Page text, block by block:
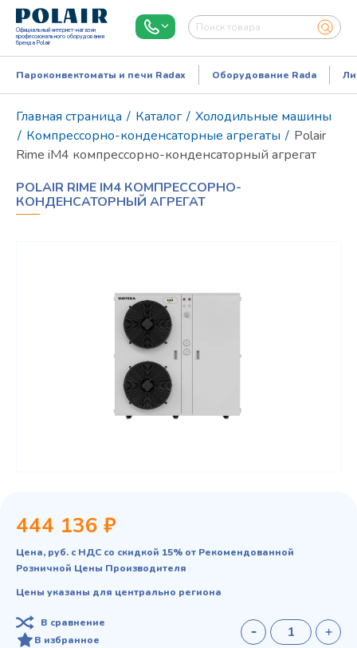
Официальный интернет-магазин
профессионального оборудования
бренда Polair
Пароконвектоматы и печи Radax Оборудование Rada
Главная страница / Каталог / Холодильные машины
/ Компрессорно-конденсаторные агрегаты / Polair
Rime iM4 компрессорно-конденсаторный агрегат
POLAIR RIME IM4 КОМПРЕССОРНО-
КОНДЕНСАТОРНЫЙ АГРЕГАТ
444 136 ₽
Цена, руб. с НДС со скидкой 15% от Рекомендованной
Розничной Цены Производителя
Цены указаны для центрально региона
В сравнение
В избранное